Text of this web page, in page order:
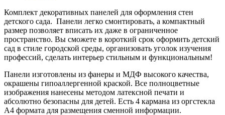
Комплект декоративных панелей для оформления стен
детского сада. Панели легко смонтировать, а компактный
размер позволяет вписать их даже в ограниченное
пространство. Вы сможете в короткий срок оформить детский
сад в стиле городской среды, организовать уголок изучения
профессий, сделать интерьер стильным и функциональным!
Панели изготовлены из фанеры и МДФ высокого качества,
окрашены гипоаллергенной краской. Все полноцветные
изображения нанесены методом латексной печати и
абсолютно безопасны для детей. Есть 4 кармана из оргстекла
А4 формата для размещения сменной информации.